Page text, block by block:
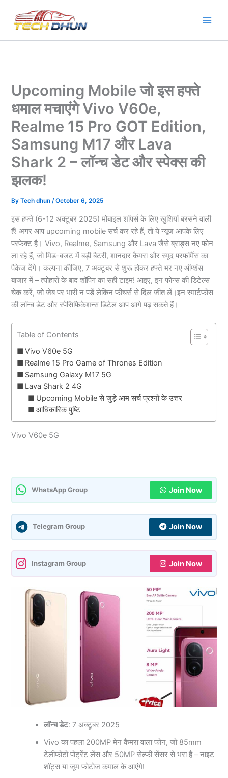
content
Upcoming Mobile जो इस हफ्ते
धमाल मचाएंगे Vivo V60e,
Realme 15 Pro GOT Edition,
Samsung M17 और Lava
Shark 2 – लॉन्च डेट और स्पेक्स की
झलक!
ByTech dhun/October 6, 2025
इस हफ्ते (6-12 अक्टूबर 2025) मोबाइल शॉपर्स के लिए खुशियां बरसने वाली
हैं! अगर आप upcoming mobile सर्च कर रहे हैं, तो ये न्यूज आपके लिए
परफेक्ट है। Vivo, Realme, Samsung और Lava जैसे ब्रांड्स नए फोन
ला रहे हैं, जो मिड-बजट में बड़ी बैटरी, शानदार कैमरा और स्मूद परफॉर्मेंस का
पैकेज देंगे। कल्पना कीजिए, 7 अक्टूबर से शुरू होकर हफ्ते भर नए ऑप्शंस
बाजार में – त्योहारों के बाद शॉपिंग का सही टाइम! आइए, इन फोन्स की डिटेल्स
चेक करें, जो जेब पर भारी न पड़ें लेकिन फीचर्स से दिल जीत लें।इन स्मार्टफोंस
की लॉन्च डेट और स्पेसिफिकेशन्स डिटेल आप आगे पढ़ सकते हैं।
Table of Contents
Vivo V60e 5G
Realme 15 Pro Game of Thrones Edition
Samsung Galaxy M17 5G
Lava Shark 2 4G
Upcoming Mobile से जुड़े आम सर्च प्रश्नों के उत्तर
आधिकारिक पुष्टि
Vivo V60e 5G
WhatsApp Group Join Now
Telegram Group Join Now
Instagram Group Join Now
लॉन्च डेट: 7 अक्टूबर 2025
Vivo का पहला 200MP मेन कैमरा वाला फोन, जो 85mm
टेलीफोटो पोर्ट्रेट लेंस और 50MP सेल्फी सेंसर से भरा है – नाइट
शॉट्स या जूम फोटोज कमाल के आएंगे!